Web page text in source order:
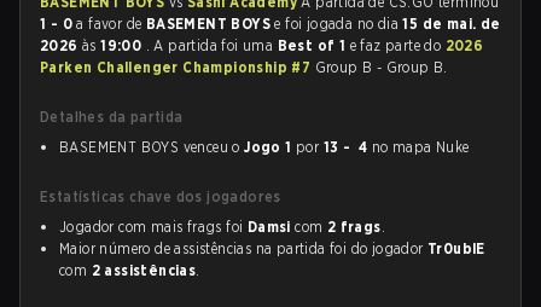
1 - 0 a favor de BASEMENT BOYSe foi jogada no dia15 de mai. de
2026 às19:00 . A partida foi uma Best of 1 e faz parte do 2026
Parken Challenger Championship #7 Group B - Group B.
Detalhes da partida
BASEMENT BOYS venceu oJogo 1 por 13 - 4 no mapa Nuke
Estatísticas chave dos jogadores
Jogador com mais frags foi Damsi com 2 frags.
Maior número de assistências na partida foi do jogador Tr0ublE
com 2 assistências.